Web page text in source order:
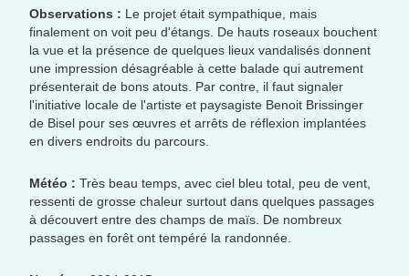
Observations : Le projet était sympathique, mais
finalement on voit peu d'étangs. De hauts roseaux bouchent
la vue et la présence de quelques lieux vandalisés donnent
une impression désagréable à cette balade qui autrement
présenterait de bons atouts. Par contre, il faut signaler
l'initiative locale de l'artiste et paysagiste Benoit Brissinger
de Bisel pour ses œuvres et arrêts de réflexion implantées
en divers endroits du parcours.
Météo :Très beau temps, avec ciel bleu total, peu de vent,
ressenti de grosse chaleur surtout dans quelques passages
à découvert entre des champs de maïs. De nombreux
passages en forêt ont tempéré la randonnée.